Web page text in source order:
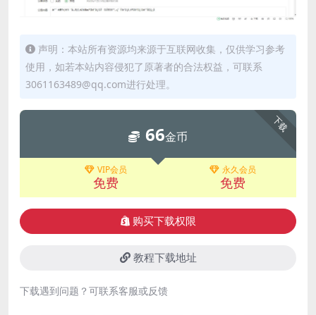
声明：本站所有资源均来源于互联网收集，仅供学习参考
使用，如若本站内容侵犯了原著者的合法权益，可联系
3061163489@qq.com进行处理。
下载
66金币
VIP会员
免费
永久会员
免费
购买下载权限
教程下载地址
下载遇到问题？可联系客服或反馈